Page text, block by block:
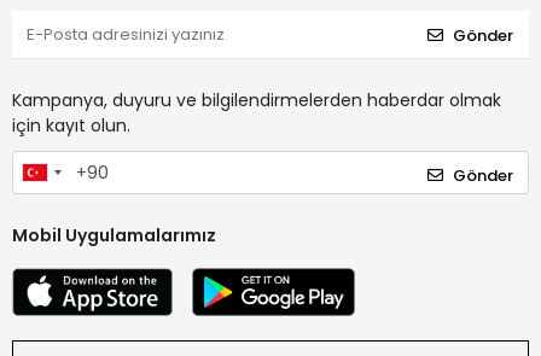
Gönder
Kampanya, duyuru ve bilgilendirmelerden haberdar olmak
için kayıt olun.
Gönder
Mobil Uygulamalarımız